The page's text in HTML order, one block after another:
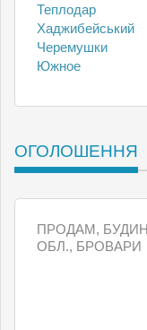
Теплодар
Хаджибейський
Черемушки
Южное
ОГОЛОШЕННЯ
ПРОДАМ,
ОБЛ., БРОВАРИ